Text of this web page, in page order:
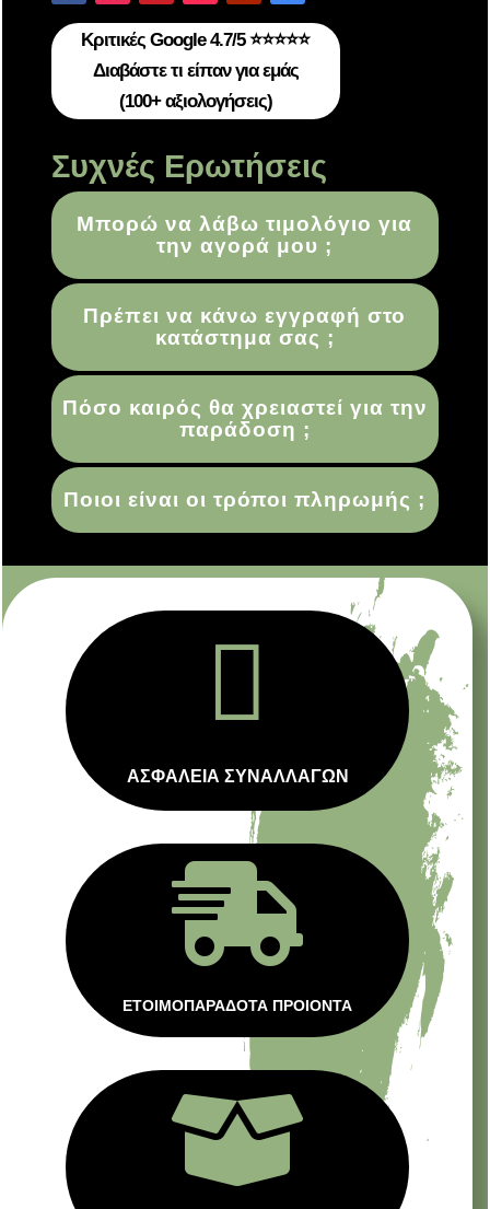
Κριτικές Google 4.7/5 ⭐⭐⭐⭐⭐
Διαβάστε τι είπαν για εμάς
(100+ αξιολογήσεις)
Συχνές Ερωτήσεις
Μπορώ να λάβω τιμολόγιο για
την αγορά μου ;
Πρέπει να κάνω εγγραφή στο
κατάστημα σας ;
Πόσο καιρός θα χρειαστεί για την
παράδοση ;
Ποιοι είναι οι τρόποι πληρωμής ;

ΑΣΦΑΛΕΙΑ ΣΥΝΑΛΛΑΓΩΝ

ΕΤΟΙΜΟΠΑΡΑΔΟΤΑ ΠΡΟΙΟΝΤΑ
